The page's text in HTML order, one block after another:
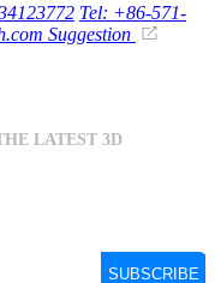
Tel: +86-571-
Suggestion